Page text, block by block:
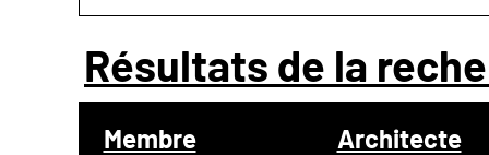
Résultats de la
Membre Architecte